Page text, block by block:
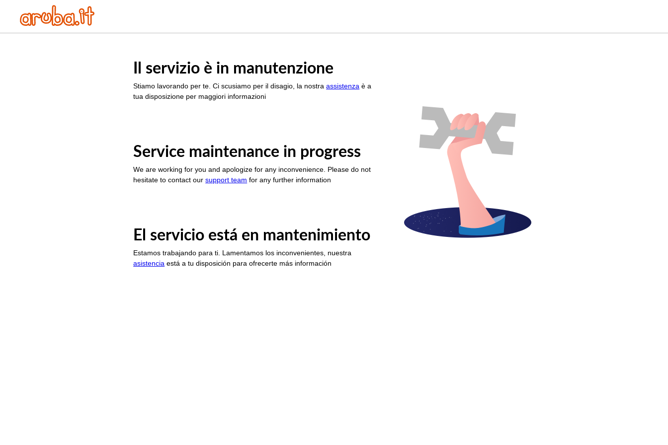
Il servizio è in manutenzione
Stiamo lavorando per te. Ci scusiamo per il disagio, la nostraassistenza è a
tua disposizione per maggiori informazioni
Service maintenance in progress
We are working for you and apologize for any inconvenience. Please do not
hesitate to contact oursupport team for any further information
El servicio está en mantenimiento
Estamos trabajando para ti. Lamentamos los inconvenientes, nuestra
asistencia está a tu disposición para ofrecerte más información